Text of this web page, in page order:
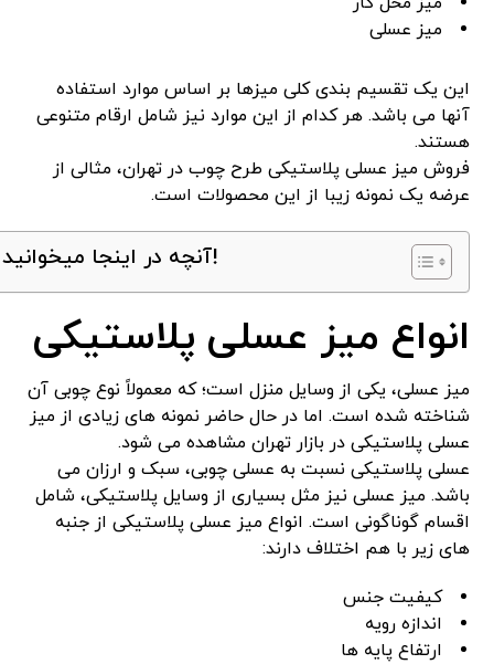
میز عسلی
این یک تقسیم بندی کلی میزها بر اساس موارد استفاده
آنها می باشد. هر کدام از این موارد نیز شامل ارقام متنوعی
هستند.
فروش میز عسلی پلاستیکی طرح چوب در تهران، مثالی از
عرضه یک نمونه زیبا از این محصولات است.
آنچه در اینجا میخوانید!
انواع میز عسلی پلاستیکی
میز عسلی، یکی از وسایل منزل است؛ که معمولاً نوع چوبی آن
شناخته شده است. اما در حال حاضر نمونه های زیادی از میز
عسلی پلاستیکی در بازار تهران مشاهده می شود.
عسلی پلاستیکی نسبت به عسلی چوبی، سبک و ارزان می
باشد. میز عسلی نیز مثل بسیاری از وسایل پلاستیکی، شامل
اقسام گوناگونی است. انواع میز عسلی پلاستیکی از جنبه
های زیر با هم اختلاف دارند:
کیفیت جنس
اندازه رویه
ارتفاع پایه ها